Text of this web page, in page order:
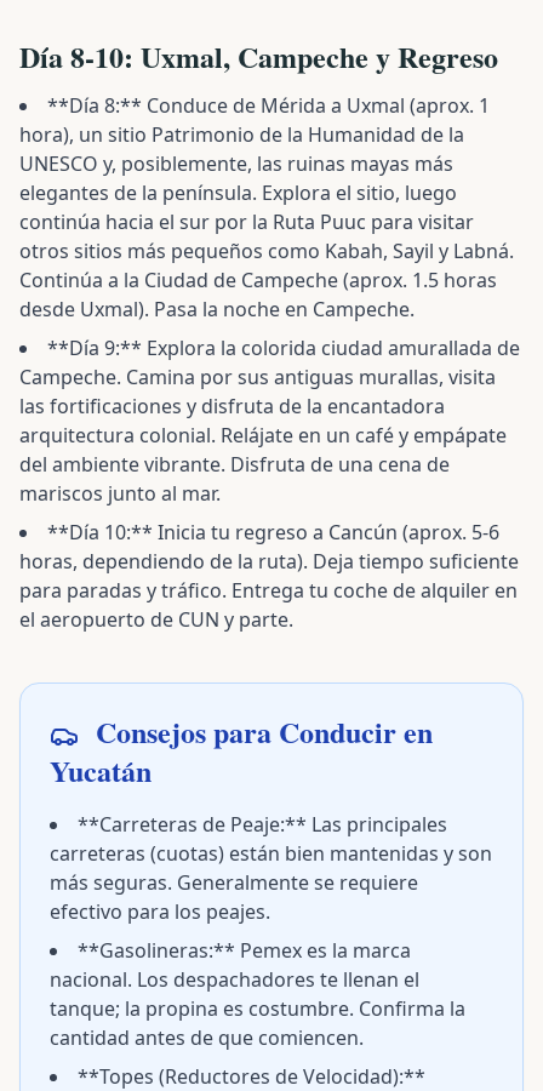
Día 8-10: Uxmal, Campeche y Regreso
**Día 8:** Conduce de Mérida a Uxmal (aprox. 1
hora), un sitio Patrimonio de la Humanidad de la
UNESCO y, posiblemente, las ruinas mayas más
elegantes de la península. Explora el sitio, luego
continúa hacia el sur por la Ruta Puuc para visitar
otros sitios más pequeños como Kabah, Sayil y Labná.
Continúa a la Ciudad de Campeche (aprox. 1.5 horas
desde Uxmal). Pasa la noche en Campeche.
**Día 9:** Explora la colorida ciudad amurallada de
Campeche. Camina por sus antiguas murallas, visita
las fortificaciones y disfruta de la encantadora
arquitectura colonial. Relájate en un café y empápate
del ambiente vibrante. Disfruta de una cena de
mariscos junto al mar.
**Día 10:** Inicia tu regreso a Cancún (aprox. 5-6
horas, dependiendo de la ruta). Deja tiempo suficiente
para paradas y tráfico. Entrega tu coche de alquiler en
el aeropuerto de CUN y parte.
Consejos para Conducir en
Yucatán
**Carreteras de Peaje:** Las principales
carreteras (cuotas) están bien mantenidas y son
más seguras. Generalmente se requiere
efectivo para los peajes.
**Gasolineras:** Pemex es la marca
nacional. Los despachadores te llenan el
tanque; la propina es costumbre. Confirma la
cantidad antes de que comiencen.
**Topes (Reductores de Velocidad):**